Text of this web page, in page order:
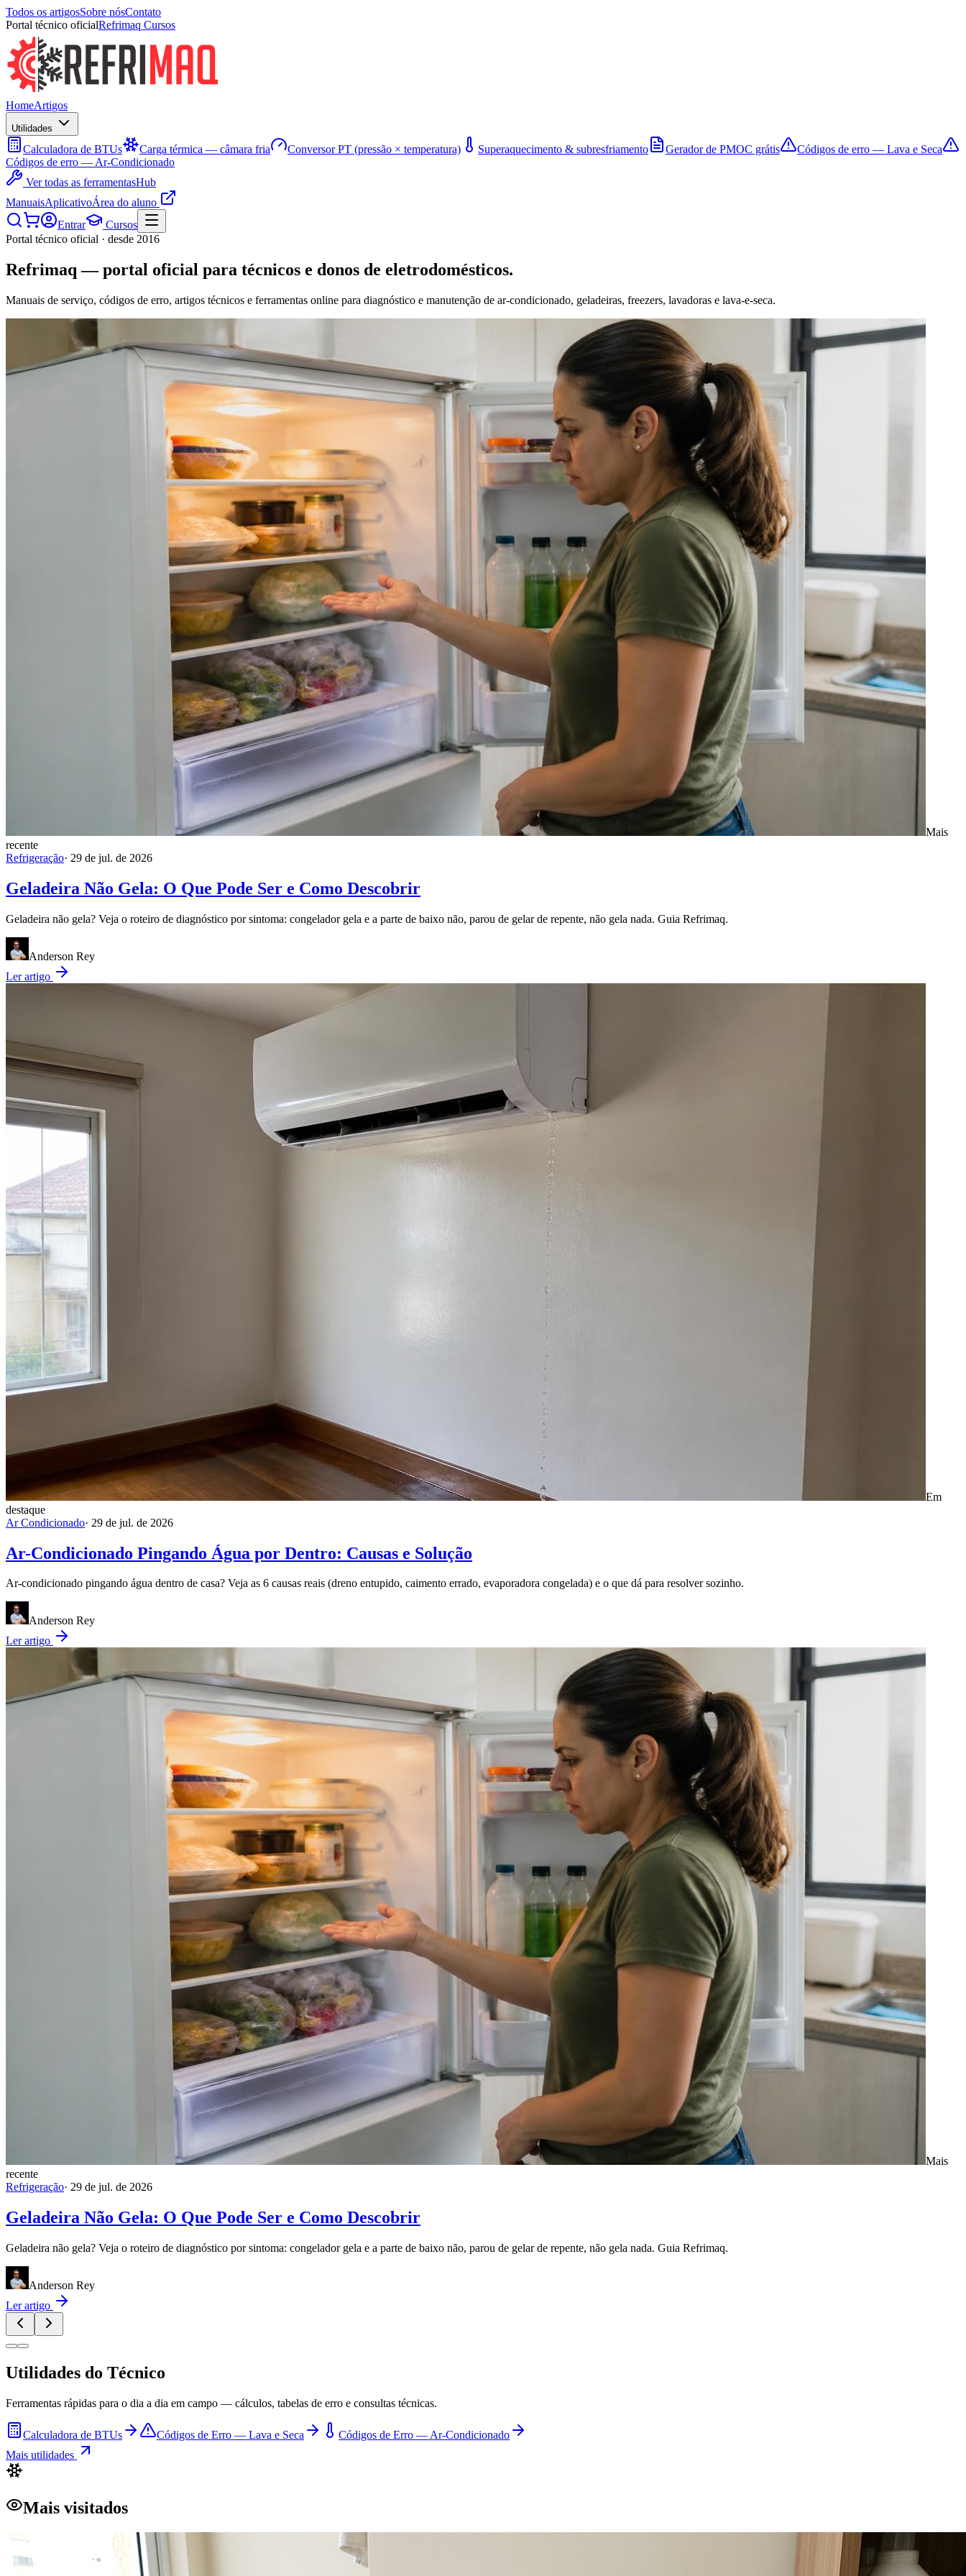
Todos os artigosSobre nósContato
Portal técnico oficialRefrimaq Cursos
HomeArtigos
Utilidades
Calculadora de BTUs Carga térmica — câmara fria Conversor PT (pressão × temperatura) Superaquecimento & subresfriamento Gerador de PMOC grátis
Códigos de erro — Lava e Seca
Códigos de erro — Ar-Condicionado
Ver todas as ferramentasHub
ManuaisAplicativoÁrea do aluno
Entrar
Cursos
Portal técnico oficial · desde 2016
Refrimaq — portal oficial para técnicos e donos de eletrodomésticos.
Manuais de serviço, códigos de erro, artigos técnicos e ferramentas online para diagnóstico e manutenção de ar-condicionado, geladeiras, freezers, lavadoras e lava-e-seca.
Mais
recente
Refrigeração· 29 de jul. de 2026
Geladeira Não Gela: O Que Pode Ser e Como Descobrir
Geladeira não gela? Veja o roteiro de diagnóstico por sintoma: congelador gela e a parte de baixo não, parou de gelar de repente, não gela nada. Guia Refrimaq.
Anderson Rey
Ler artigo
Em
destaque
Ar Condicionado· 29 de jul. de 2026
Ar-Condicionado Pingando Água por Dentro: Causas e Solução
Ar-condicionado pingando água dentro de casa? Veja as 6 causas reais (dreno entupido, caimento errado, evaporadora congelada) e o que dá para resolver sozinho.
Anderson Rey
Ler artigo
Mais
recente
Refrigeração· 29 de jul. de 2026
Geladeira Não Gela: O Que Pode Ser e Como Descobrir
Geladeira não gela? Veja o roteiro de diagnóstico por sintoma: congelador gela e a parte de baixo não, parou de gelar de repente, não gela nada. Guia Refrimaq.
Anderson Rey
Ler artigo
Utilidades do Técnico
Ferramentas rápidas para o dia a dia em campo — cálculos, tabelas de erro e consultas técnicas.
Calculadora de BTUs Códigos de Erro — Lava e Seca
Códigos de Erro — Ar-Condicionado
Mais utilidades
Mais visitados